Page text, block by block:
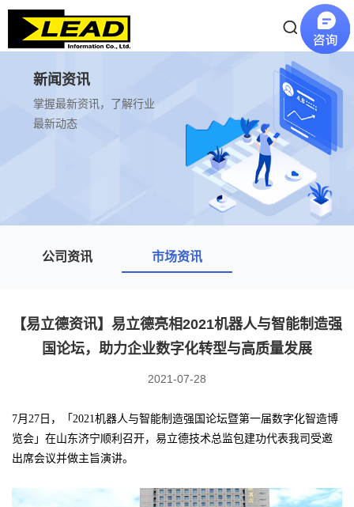
新闻资讯
掌握最新资讯，了解行业
最新动态
公司资讯 市场资讯
【易立德资讯】易立德亮相2021机器人与智能制造强
国论坛，助力企业数字化转型与高质量发展
2021-07-28
7月27日，「2021机器人与智能制造强国论坛暨第一届数字化智造博
览会」在山东济宁顺利召开，易立德技术总监包建功代表我司受邀
出席会议并做主旨演讲。